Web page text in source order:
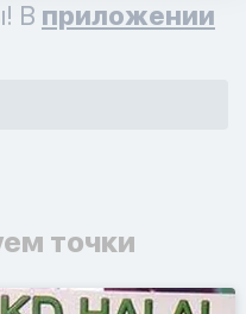
В приложении
точки